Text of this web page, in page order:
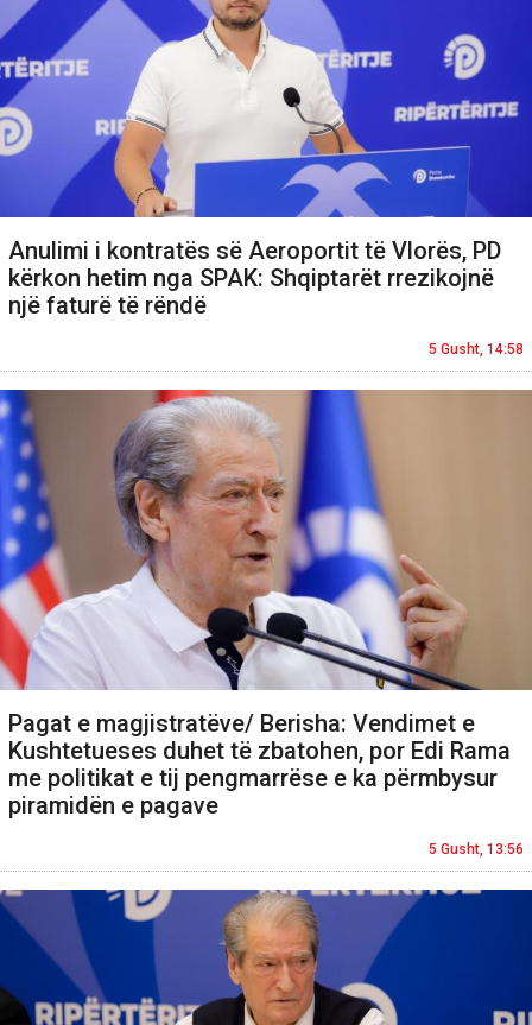
Anulimi i kontratës së Aeroportit të Vlorës, PD
kërkon hetim nga SPAK: Shqiptarët rrezikojnë
një faturë të rëndë
5 Gusht, 14:58
Pagat e magjistratëve/ Berisha: Vendimet e
Kushtetueses duhet të zbatohen, por Edi Rama
me politikat e tij pengmarrëse e ka përmbysur
piramidën e pagave
5 Gusht, 13:56